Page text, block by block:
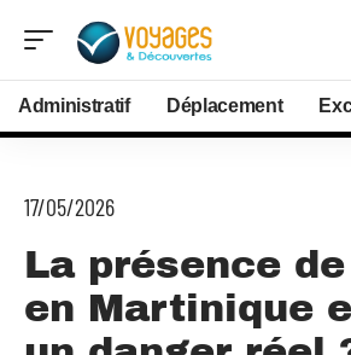
Administratif Déplacement
17/05/2026
La présence
en Martinique